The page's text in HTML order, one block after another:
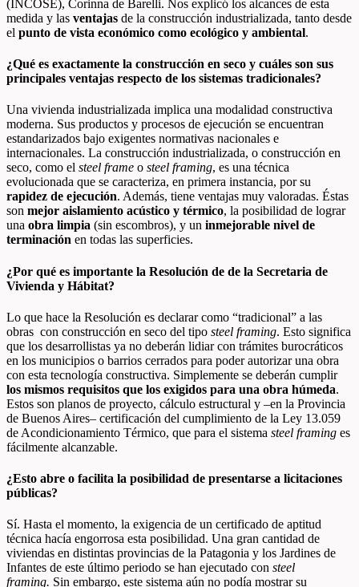
(INCOSE), Corinna de Barelli. Nos explicó los alcances de esta
medida y las ventajas de la construcción industrializada, tanto desde
el punto de vista económico como ecológico y ambiental.
¿Qué es exactamente la construcción en seco y cuáles son sus
principales ventajas respecto de los sistemas tradicionales?
Una vivienda industrializada implica una modalidad constructiva
moderna. Sus productos y procesos de ejecución se encuentran
estandarizados bajo exigentes normativas nacionales e
internacionales. La construcción industrializada, o construcción en
seco, como el steel frame o steel framing, es una técnica
evolucionada que se caracteriza, en primera instancia, por su
rapidez de ejecución. Además, tiene ventajas muy valoradas. Éstas
son mejor aislamiento acústico y térmico, la posibilidad de lograr
una obra limpia (sin escombros), y un inmejorable nivel de
terminación en todas las superficies.
¿Por qué es importante la Resolución de de la Secretaria de
Vivienda y Hábitat?
Lo que hace la Resolución es declarar como “tradicional” a las
obras con construcción en seco del tipo steel framing. Esto significa
que los desarrollistas ya no deberán lidiar con trámites burocráticos
en los municipios o barrios cerrados para poder autorizar una obra
con esta tecnología constructiva. Simplemente se deberán cumplir
los mismos requisitos que los exigidos para una obra húmeda.
Estos son planos de proyecto, cálculo estructural y –en la Provincia
de Buenos Aires– certificación del cumplimiento de la Ley 13.059
de Acondicionamiento Térmico, que para el sistema steel framing es
fácilmente alcanzable.
¿Esto abre o facilita la posibilidad de presentarse a licitaciones
públicas?
Sí. Hasta el momento, la exigencia de un certificado de aptitud
técnica hacía engorrosa esta posibilidad. Una gran cantidad de
viviendas en distintas provincias de la Patagonia y los Jardines de
Infantes de este último periodo se han ejecutado con steel
framing. Sin embargo, este sistema aún no podía mostrar su